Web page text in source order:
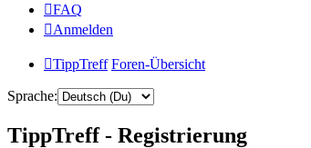
FAQ
Anmelden
TippTreff Foren-Übersicht
Sprache:
TippTreff - Registrierung